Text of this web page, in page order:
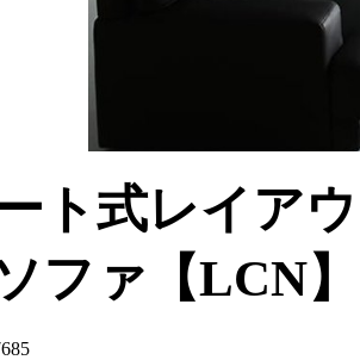
ト式レイア
ファ【LCN】